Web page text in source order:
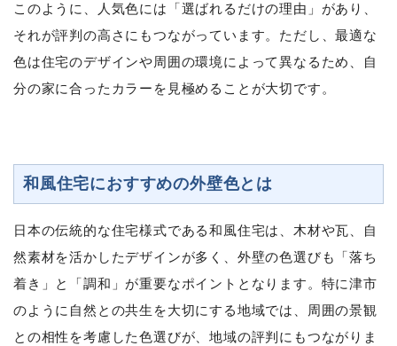
このように、人気色には「選ばれるだけの理由」があり、
それが評判の高さにもつながっています。ただし、最適な
色は住宅のデザインや周囲の環境によって異なるため、自
分の家に合ったカラーを見極めることが大切です。
和風住宅におすすめの外壁色とは
日本の伝統的な住宅様式である和風住宅は、木材や瓦、自
然素材を活かしたデザインが多く、外壁の色選びも「落ち
着き」と「調和」が重要なポイントとなります。特に津市
のように自然との共生を大切にする地域では、周囲の景観
との相性を考慮した色選びが、地域の評判にもつながりま